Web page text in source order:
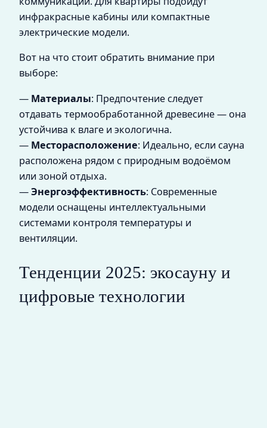
инфракрасные кабины или компактные
электрические модели.
Вот на что стоит обратить внимание при
выборе:
— Материалы: Предпочтение следует
отдавать термообработанной древесине — она
устойчива к влаге и экологична.
— Месторасположение: Идеально, если сауна
расположена рядом с природным водоёмом
или зоной отдыха.
—Энергоэффективность: Современные
модели оснащены интеллектуальными
системами контроля температуры и
вентиляции.
Тенденции 2025: экосауну и
цифровые технологии